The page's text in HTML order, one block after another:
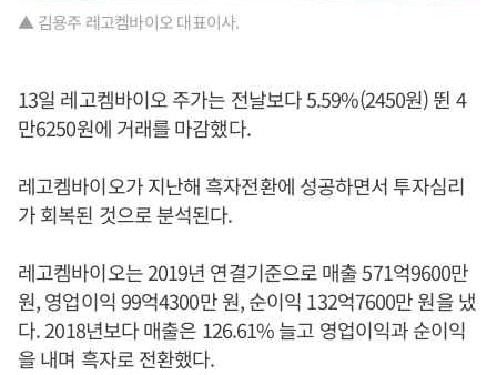
▲ 김용주 레고켐바이오 대표이사.
13일 레고켐바이오 주가는 전날보다 5.59%(2450원) 뛴 4
만6250원에 거래를 마감했다.
레고켐바이오가 지난해 흑자전환에 성공하면서 투자심리
가 회복된 것으로 분석된다.
레고켐바이오는 2019년 연결기준으로 매출 571억9600만
원, 영업이익 99억4300만 원, 순이익 132억7600만 원을 냈
다. 2018년보다 매출은 126.61% 늘고 영업이익과 순이익
을 내며 흑자로 전환했다.